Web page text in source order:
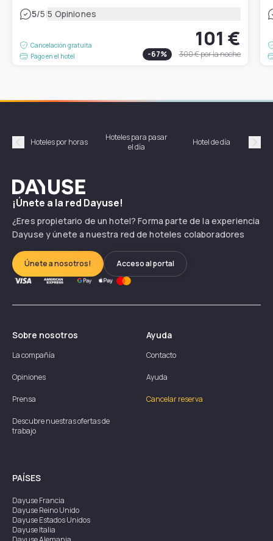
5/5|5 Opiniones
Cancelación gratuita
Pago en el hotel
101 €
-67% 300 €por la noche
Précédent
Hoteles por horas
Hoteles para pasar
el día
Hotel de día
Dayuse
¡Únete a la red Dayuse!
¿Eres propietario de un hotel? Forma parte de la experiencia
Dayuse y únete a nuestra red de hoteles colaboradores
Únete a nosotros! Acceso al portal
Sobre nosotros
La compañía
Opiniones
Prensa
Descubre nuestras ofertas de
trabajo
Ayuda
Contacto
Ayuda
Cancelar reserva
PAÍSES
DayuseFrancia
DayuseReino Unido
DayuseEstados Unidos
DayuseItalia